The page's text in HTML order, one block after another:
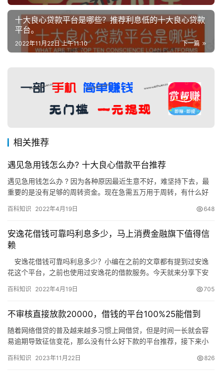
十大良心贷款平台是哪些？推荐利息低的十大良心贷款
平台。
下一篇
2022年11月22日 上午11:10
相关推荐
遇见急用钱怎么办? 十大良心借款平台推荐
遇见急用钱怎么办 ? 因为各种原因最近生意不好，难坚持下去，最
重要的是没有足够的周转资金。现在急需五万用于周转，有什么好
的…
百科知识 2022年4月19日 648
安逸花借钱可靠吗利息多少，马上消费金融旗下值得信
赖
安逸花借钱可靠吗利息多少？小编在之前的文章都有提到过安逸
花这个平台，之前也使用过安逸花的借款服务。今天就来分享下安
请借款…
百科知识 2022年4月19日 705
不审核直接放款20000，借钱的平台100%25能借到
随着网络借贷的普及越来越多习惯上网借贷，但是时间一长就会容
易逾期导致征信变花，那么没有什么好下款的平台推荐，接下来小
吧。…
百科知识 2023年11月22日 826